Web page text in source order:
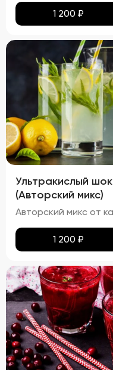
1 200 ₽
Ультракислый шок
(Авторский микс)
1 200 ₽